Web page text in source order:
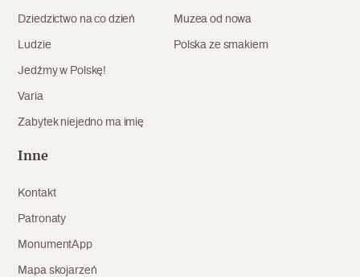
Dziedzictwo na co dzień
Ludzie
Jedźmy w Polskę!
Varia
Zabytek niejedno ma imię
Muzea od nowa
Polska ze smakiem
Inne
Kontakt
Patronaty
MonumentApp
Mapa skojarzeń